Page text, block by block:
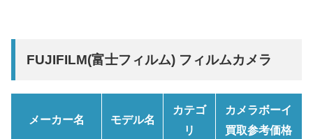
FUJIFILM(富士フィルム) フィルムカメラ
メーカー名 モデル名
カテゴ
リ
カメラボーイ
買取参考価格